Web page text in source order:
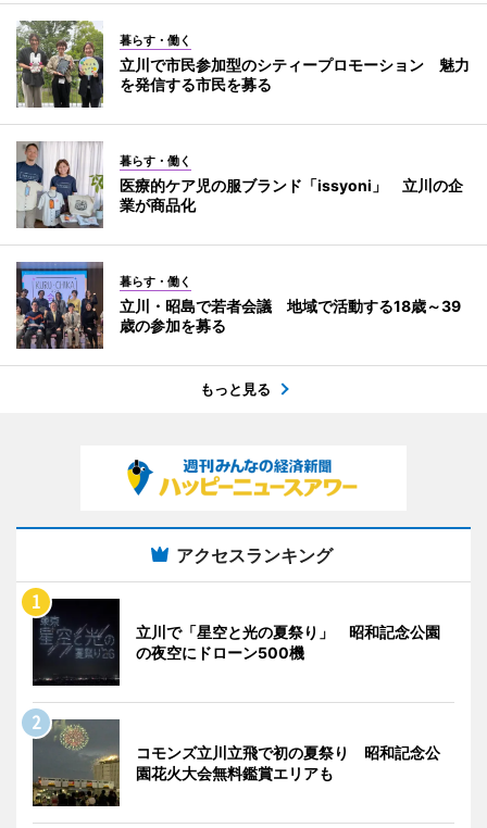
暮らす・働く
立川で市民参加型のシティープロモーション 魅力
を発信する市民を募る
暮らす・働く
医療的ケア児の服ブランド「issyoni」 立川の企
業が商品化
暮らす・働く
立川・昭島で若者会議 地域で活動する18歳～39
歳の参加を募る
もっと見る
アクセスランキング
立川で「星空と光の夏祭り」 昭和記念公園
の夜空にドローン500機
コモンズ立川立飛で初の夏祭り 昭和記念公
園花火大会無料鑑賞エリアも